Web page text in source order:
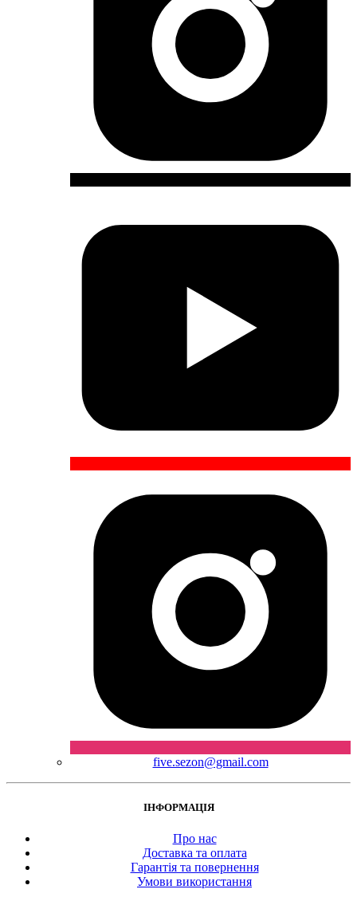
five.sezon@gmail.com
ІНФОРМАЦІЯ
Про нас
Доставка та оплата
Гарантія та повернення
Умови використання